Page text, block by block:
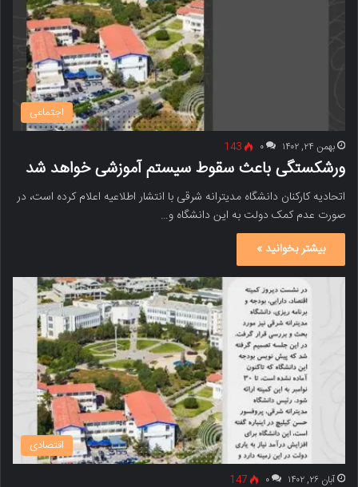
اجتماعی
بهمن ۲۴, ۱۴۰۲ ۰ 143
ورشکستگی باعث سقوط سیستم آموزشی خواهد شد
اتحادیه کارکنان دانشگاه مدیترانه شرقی با انتشار اطلاعیه اعلام کرده است، در
صورت عدم کمک دولت به این دانشگاه و…
بیشتر بخوانید »
اقتصادی
آبان ۲۶, ۱۴۰۲ ۰ 147